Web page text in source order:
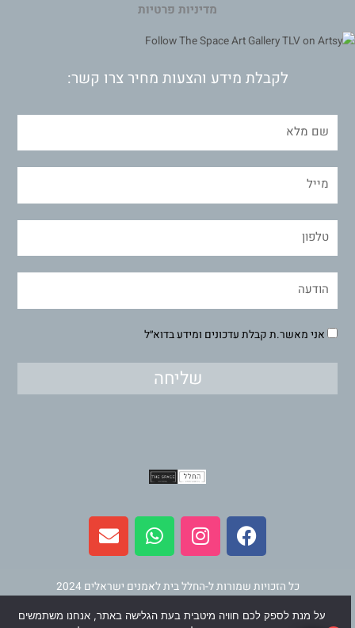
מדיניות פרטיות
לקבלת מידע והצעות מחיר צרו קשר:
אני מאשר.ת קבלת עדכונים ומידע בדוא״ל
שליחה
F
a
c
b
o
I
n
s
a
g
W
h
a
s
a
E
n
v
l
o
כל הזכויות שמורות ל-החלל בית לאמנים ישראלים 2024
על מנת לספק לכם חוויה מיטבית בעת הגלישה באתר, אנחנו משתמשים